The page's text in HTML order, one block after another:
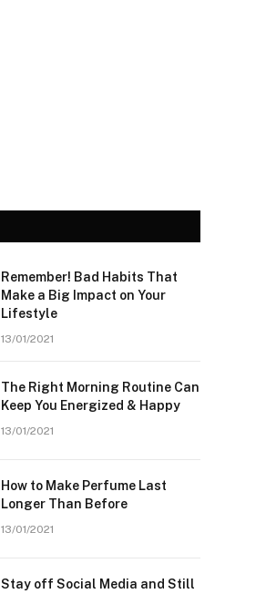
Remember! Bad Habits That
Make a Big Impact on Your
Lifestyle
13/01/2021
The Right Morning Routine Can
Keep You Energized & Happy
13/01/2021
How to Make Perfume Last
Longer Than Before
13/01/2021
Stay off Social Media and Still